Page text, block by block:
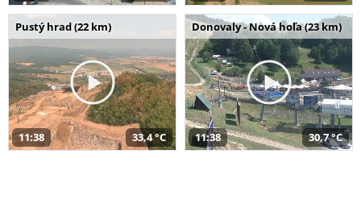
Pustý hrad (22 km)
11:38 33,4 °C
Donovaly - Nová hoľa (23 km)
11:38 30,7 °C